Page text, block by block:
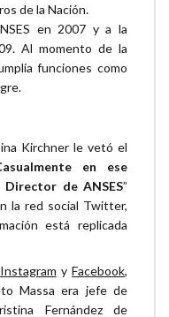
de la Nación.
en 2007 y a la
Al momento de la
funciones como
Kirchner le vetó el
en ese
de ANSES”
la red social Twitter,
está replicada
Instagram yFacebook,
Massa era jefe de
Fernández de